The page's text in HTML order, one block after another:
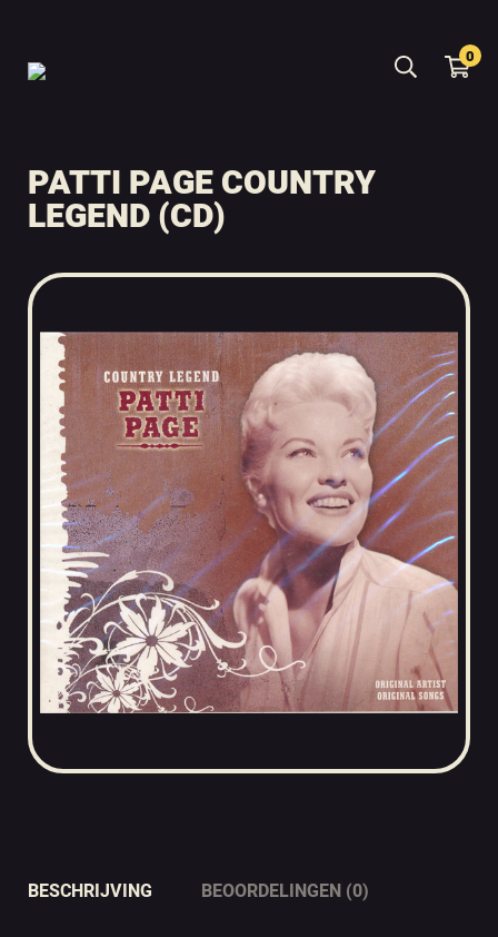
0
PATTI PAGE COUNTRY
LEGEND (CD)
BESCHRIJVING BEOORDELINGEN (0)